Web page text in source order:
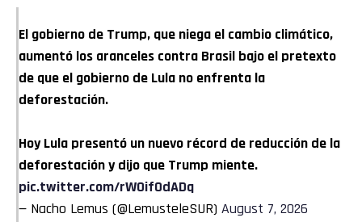
El gobierno de Trump, que niega el cambio climático,
aumentó los aranceles contra Brasil bajo el pretexto
de que el gobierno de Lula no enfrenta la
deforestación.
Hoy Lula presentó un nuevo récord de reducción de la
deforestación y dijo que Trump miente.
pic.twitter.com/rW0if0dADq
— Nacho Lemus (@LemusteleSUR) August 7, 2026